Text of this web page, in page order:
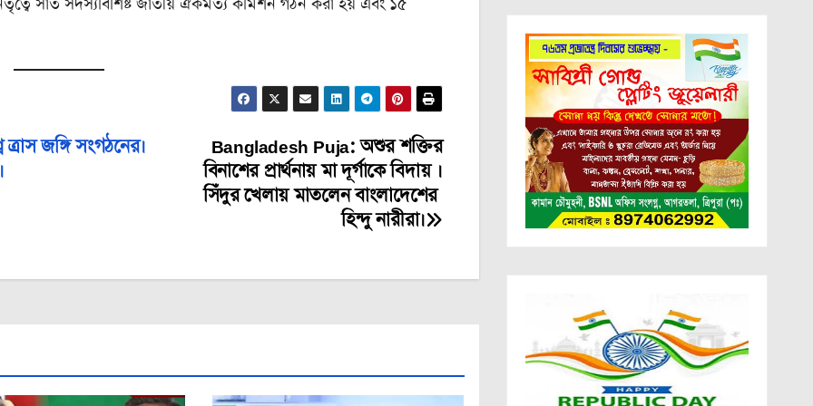
সাত সদস্যবিশিষ্ট জাতীয় ঐকমত্য কমিশন গঠন করা হয় এবং ১৫
Bangladesh Puja: অশুর শক্তির
বিনাশের প্রার্থনায় মা দূর্গাকে বিদায় ।
সিঁদুর খেলায় মাতলেন বাংলাদেশের
হিন্দু নারীরা।
জঙ্গি সংগঠনের।